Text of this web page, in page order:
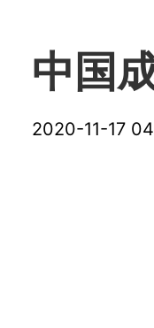
中国
2020-11-17